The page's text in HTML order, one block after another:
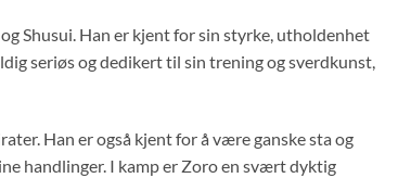
Shusui. Han er kjent for sin styrke, utholdenhet
seriøs og dedikert til sin trening og sverdkunst,
Han er også kjent for å være ganske sta og
handlinger. I kamp er Zoro en svært dyktig